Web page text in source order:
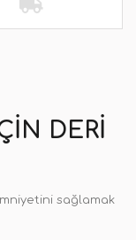
DERI
sağlamak